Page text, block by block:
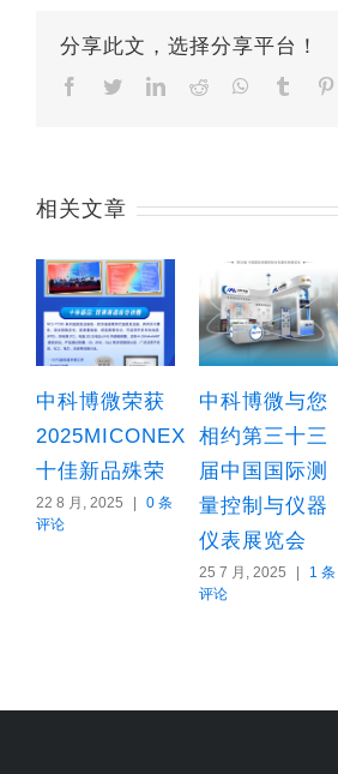
分享此文，选择分享平台！
Facebook
TwitterLinkedIn
Reddit Whatsapp
Tumblr
相关文章
中科博微荣获
2025MICONEX
十佳新品殊荣
22 8 月, 2025 |
0 条
评论
中科博微与您
相约第三十三
届中国国际测
量控制与仪器
仪表展览会
25 7 月, 2025 |
1 条
评论